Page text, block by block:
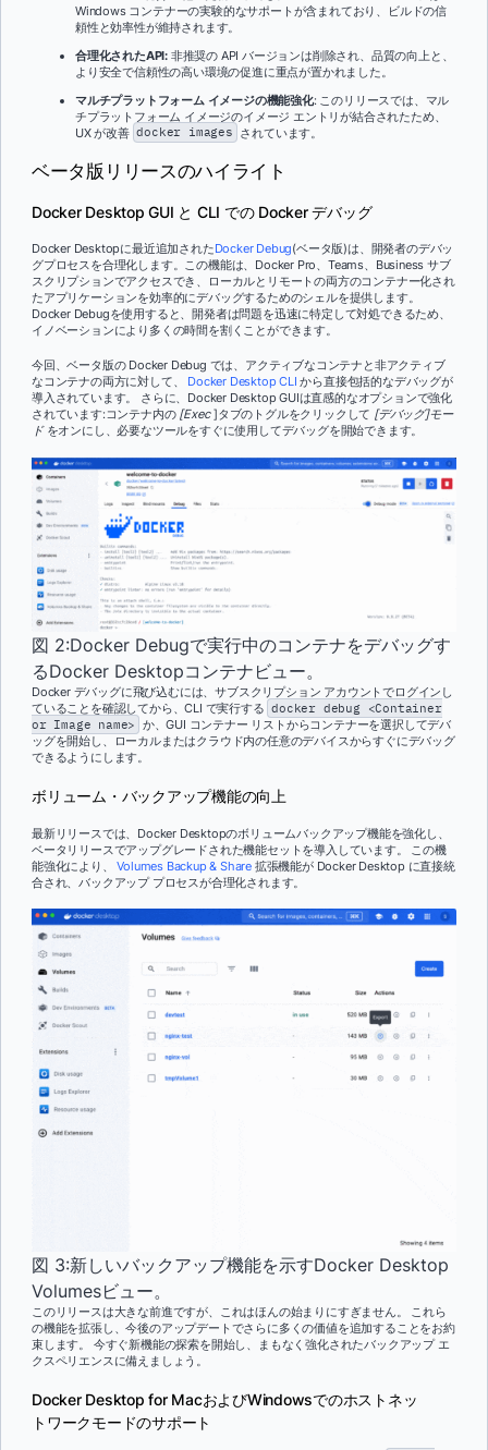
Windows コンテナーの実験的なサポートが含まれており、ビルドの信
頼性と効率性が維持されます。
合理化されたAPI: 非推奨の API バージョンは削除され、品質の向上と、
より安全で信頼性の高い環境の促進に重点が置かれました。
マルチプラットフォーム イメージの機能強化: このリリースでは、マル
チプラットフォーム イメージのイメージ エントリが結合されたため、
UX が改善 docker images されています。
ベータ版リリースのハイライト
Docker Desktop GUI と CLI での Docker デバッグ
Docker Desktopに最近追加されたDocker Debug(ベータ版)は、開発者のデバッ
グプロセスを合理化します。この機能は、Docker Pro、Teams、Business サブ
スクリプションでアクセスでき、ローカルとリモートの両方のコンテナー化され
たアプリケーションを効率的にデバッグするためのシェルを提供します。
Docker Debugを使用すると、開発者は問題を迅速に特定して対処できるため、
イノベーションにより多くの時間を割くことができます。
今回、ベータ版の Docker Debug では、アクティブなコンテナと非アクティブ
なコンテナの両方に対して、 Docker Desktop CLI から直接包括的なデバッグが
導入されています。 さらに、Docker Desktop GUIは直感的なオプションで強化
されています:コンテナ内の [Exec]タブのトグルをクリックして [デバッグ]モー
ドをオンにし、必要なツールをすぐに使用してデバッグを開始できます。
図 2:Docker Debugで実行中のコンテナをデバッグす
るDocker Desktopコンテナビュー。
Docker デバッグに飛び込むには、サブスクリプション アカウントでログインし
ていることを確認してから、CLI で実行する docker debug <Container
or Image name> か、GUI コンテナー リストからコンテナーを選択してデバ
ッグを開始し、ローカルまたはクラウド内の任意のデバイスからすぐにデバッグ
できるようにします。
ボリューム・バックアップ機能の向上
最新リリースでは、Docker Desktopのボリュームバックアップ機能を強化し、
ベータリリースでアップグレードされた機能セットを導入しています。 この機
能強化により、Volumes Backup & Share 拡張機能が Docker Desktop に直接統
合され、バックアップ プロセスが合理化されます。
図 3:新しいバックアップ機能を示すDocker Desktop
Volumesビュー。
このリリースは大きな前進ですが、これはほんの始まりにすぎません。 これら
の機能を拡張し、今後のアップデートでさらに多くの価値を追加することをお約
束します。 今すぐ新機能の探索を開始し、まもなく強化されたバックアップ エ
クスペリエンスに備えましょう。
Docker Desktop for MacおよびWindowsでのホストネッ
トワークモードのサポート